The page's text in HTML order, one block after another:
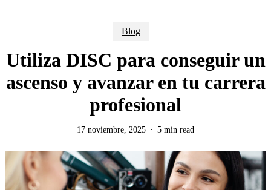
Blog
Utiliza DISC para conseguir un
ascenso y avanzar en tu carrera
profesional
17 noviembre, 2025 5 min read